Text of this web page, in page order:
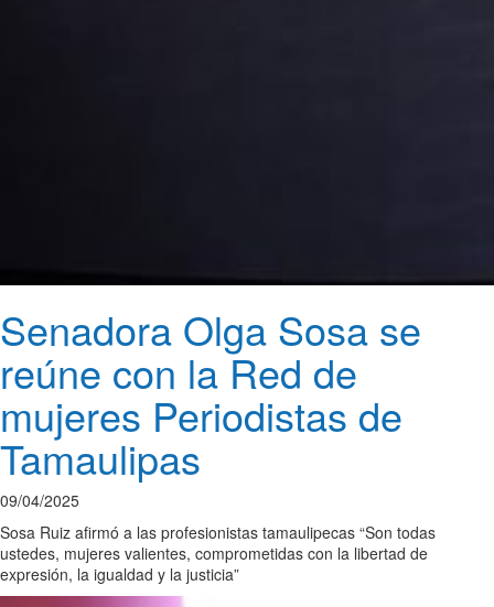
Senadora Olga Sosa se
reúne con la Red de
mujeres Periodistas de
Tamaulipas
09/04/2025
Sosa Ruiz afirmó a las profesionistas tamaulipecas “Son todas
ustedes, mujeres valientes, comprometidas con la libertad de
expresión, la igualdad y la justicia”